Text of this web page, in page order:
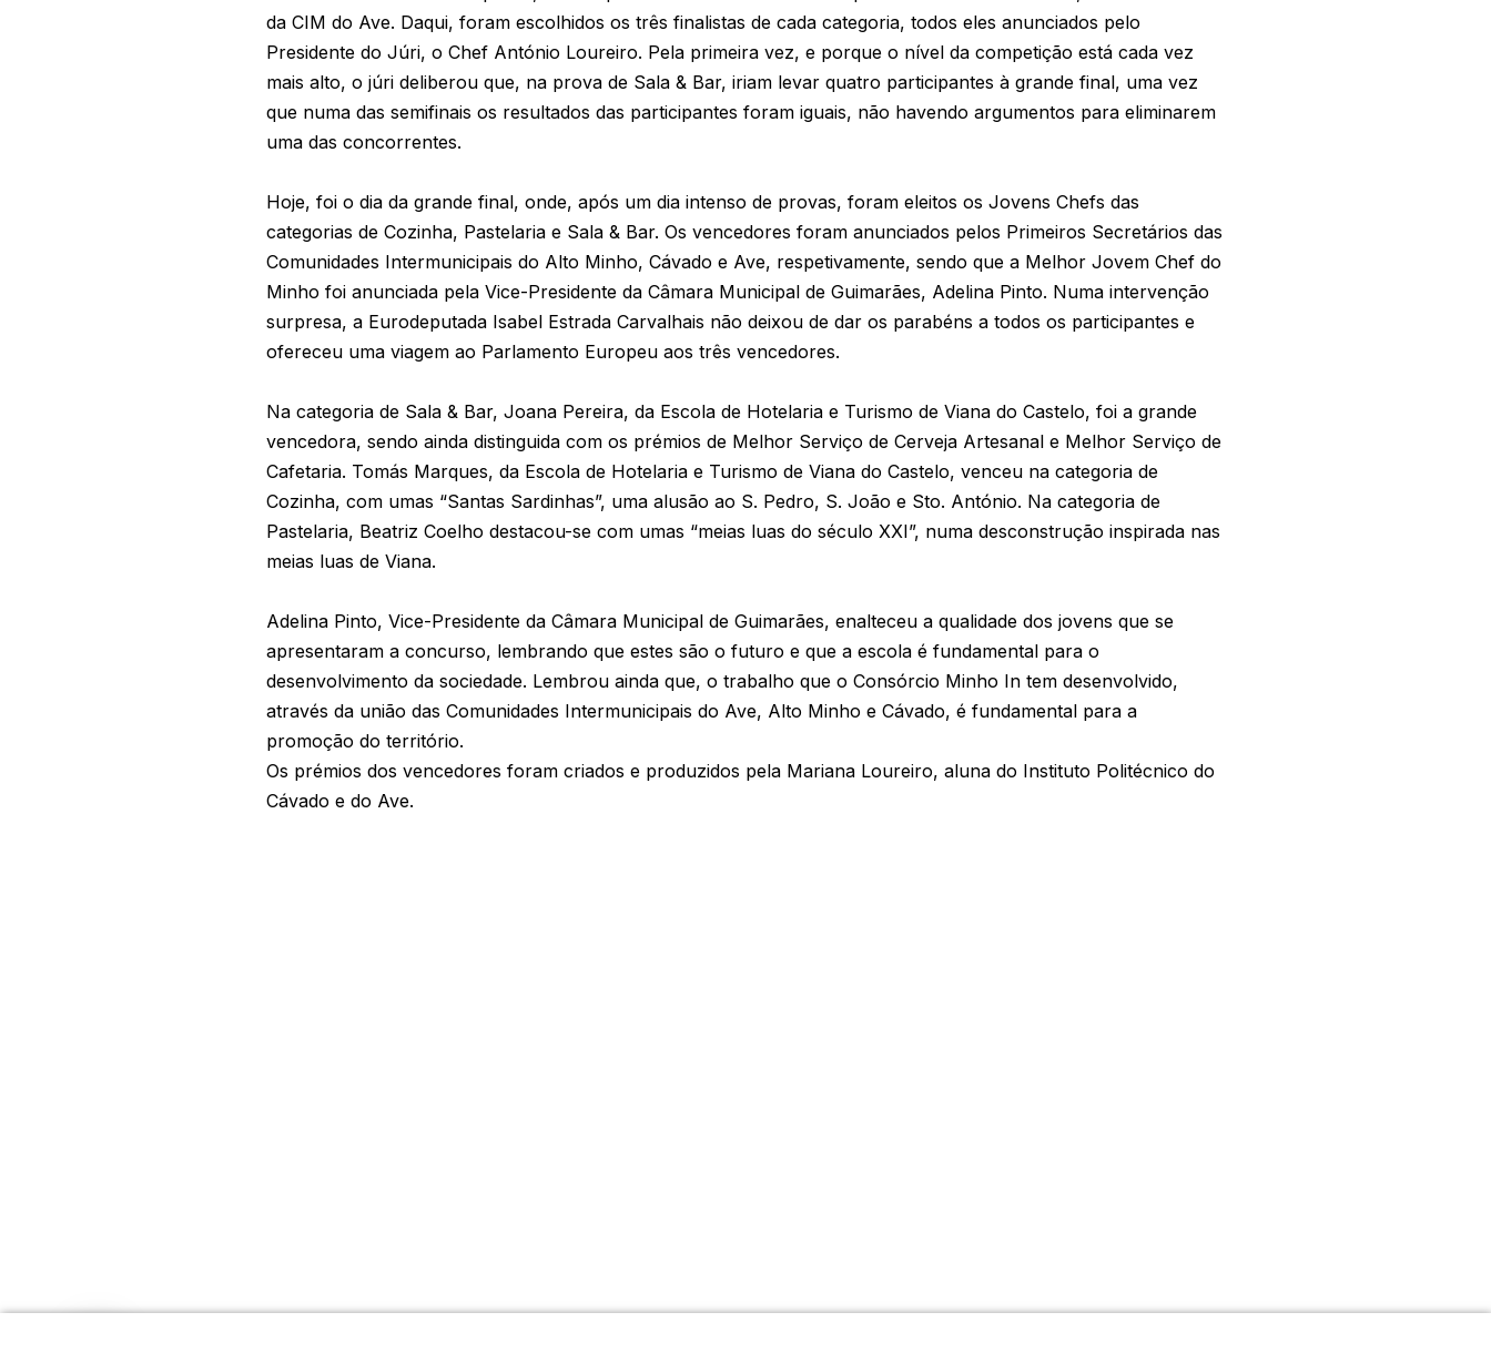
da CIM do Ave. Daqui, foram escolhidos os três finalistas de cada categoria, todos eles anunciados pelo
Presidente do Júri, o Chef António Loureiro. Pela primeira vez, e porque o nível da competição está cada vez
mais alto, o júri deliberou que, na prova de Sala & Bar, iriam levar quatro participantes à grande final, uma vez
que numa das semifinais os resultados das participantes foram iguais, não havendo argumentos para eliminarem
uma das concorrentes.
Hoje, foi o dia da grande final, onde, após um dia intenso de provas, foram eleitos os Jovens Chefs das
categorias de Cozinha, Pastelaria e Sala & Bar. Os vencedores foram anunciados pelos Primeiros Secretários das
Comunidades Intermunicipais do Alto Minho, Cávado e Ave, respetivamente, sendo que a Melhor Jovem Chef do
Minho foi anunciada pela Vice-Presidente da Câmara Municipal de Guimarães, Adelina Pinto. Numa intervenção
surpresa, a Eurodeputada Isabel Estrada Carvalhais não deixou de dar os parabéns a todos os participantes e
ofereceu uma viagem ao Parlamento Europeu aos três vencedores.
Na categoria de Sala & Bar, Joana Pereira, da Escola de Hotelaria e Turismo de Viana do Castelo, foi a grande
vencedora, sendo ainda distinguida com os prémios de Melhor Serviço de Cerveja Artesanal e Melhor Serviço de
Cafetaria. Tomás Marques, da Escola de Hotelaria e Turismo de Viana do Castelo, venceu na categoria de
Cozinha, com umas “Santas Sardinhas”, uma alusão ao S. Pedro, S. João e Sto. António. Na categoria de
Pastelaria, Beatriz Coelho destacou-se com umas “meias luas do século XXI”, numa desconstrução inspirada nas
meias luas de Viana.
Adelina Pinto, Vice-Presidente da Câmara Municipal de Guimarães, enalteceu a qualidade dos jovens que se
apresentaram a concurso, lembrando que estes são o futuro e que a escola é fundamental para o
desenvolvimento da sociedade. Lembrou ainda que, o trabalho que o Consórcio Minho In tem desenvolvido,
através da união das Comunidades Intermunicipais do Ave, Alto Minho e Cávado, é fundamental para a
promoção do território.
Os prémios dos vencedores foram criados e produzidos pela Mariana Loureiro, aluna do Instituto Politécnico do
Cávado e do Ave.